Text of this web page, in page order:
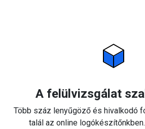
A felülvizsgálat
Több száz lenyűgöző és hivalkodó
talál az online